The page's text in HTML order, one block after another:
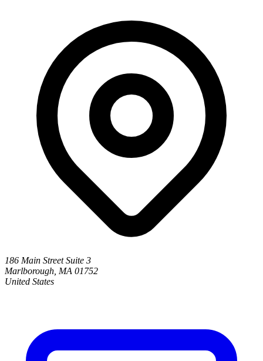
186 Main Street Suite 3
Marlborough, MA 01752
United States